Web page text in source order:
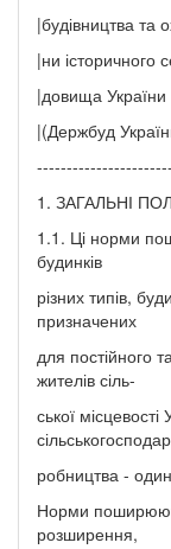
|будівництва та
|ни історичного
|довища України
|(Держбуд
1. ЗАГАЛЬНІ
1.1. Ці норми
будинків
різних типів,
призначених
для постійного
жителів сіль-
ської місцевості
робництва -
Норми
розширення,